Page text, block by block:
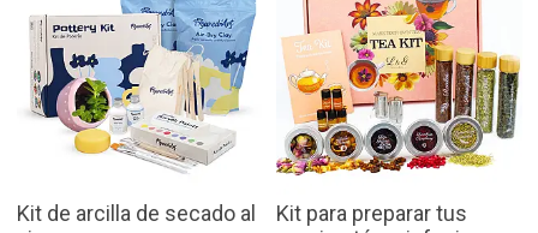
Kit de arcilla de secado al
Kit para preparar tus